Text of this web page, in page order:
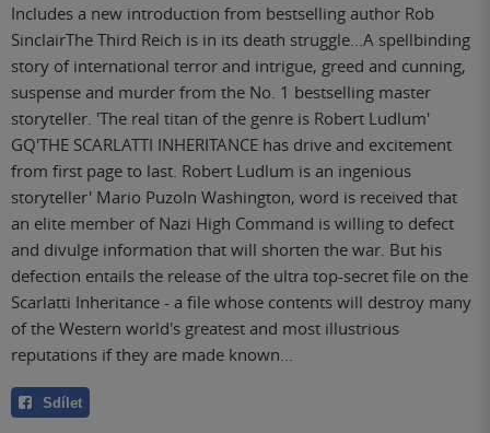
Includes a new introduction from bestselling author Rob
SinclairThe Third Reich is in its death struggle...A spellbinding
story of international terror and intrigue, greed and cunning,
suspense and murder from the No. 1 bestselling master
storyteller. 'The real titan of the genre is Robert Ludlum'
GQ'THE SCARLATTI INHERITANCE has drive and excitement
from first page to last. Robert Ludlum is an ingenious
storyteller' Mario PuzoIn Washington, word is received that
an elite member of Nazi High Command is willing to defect
and divulge information that will shorten the war. But his
defection entails the release of the ultra top-secret file on the
Scarlatti Inheritance - a file whose contents will destroy many
of the Western world's greatest and most illustrious
reputations if they are made known...
Sdílet